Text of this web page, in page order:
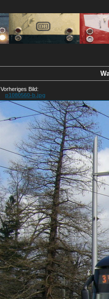
Vorheriges Bild:
p1080560-b.jpg